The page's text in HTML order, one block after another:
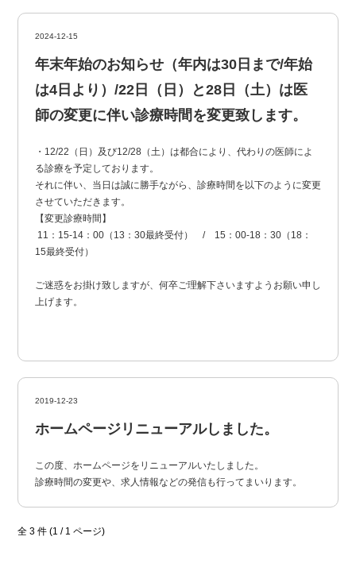
2024-12-15
年末年始のお知らせ（年内は30日まで/年始
は4日より）/22日（日）と28日（土）は医
師の変更に伴い診療時間を変更致します。
・12/22（日）及び12/28（土）は都合により、代わりの医師によ
る診療を予定しております。
それに伴い、当日は誠に勝手ながら、診療時間を以下のように変更
させていただきます。
【変更診療時間】
11：15-14：00（13：30最終受付） / 15：00-18：30（18：
15最終受付）
ご迷惑をお掛け致しますが、何卒ご理解下さいますようお願い申し
上げます。
2019-12-23
ホームページリニューアルしました。
この度、ホームページをリニューアルいたしました。
診療時間の変更や、求人情報などの発信も行ってまいります。
全 3 件 (1 / 1 ページ)